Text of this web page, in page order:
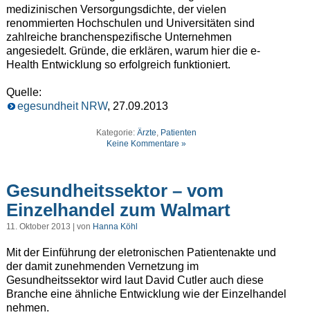
medizinischen Versorgungsdichte, der vielen
renommierten Hochschulen und Universitäten sind
zahlreiche branchenspezifische Unternehmen
angesiedelt. Gründe, die erklären, warum hier die e-
Health Entwicklung so erfolgreich funktioniert.
Quelle:
egesundheit NRW, 27.09.2013
Kategorie:Ärzte, Patienten
Keine Kommentare »
Gesundheitssektor – vom
Einzelhandel zum Walmart
11. Oktober 2013 | von Hanna Köhl
Mit der Einführung der eletronischen Patientenakte und
der damit zunehmenden Vernetzung im
Gesundheitssektor wird laut David Cutler auch diese
Branche eine ähnliche Entwicklung wie der Einzelhandel
nehmen.